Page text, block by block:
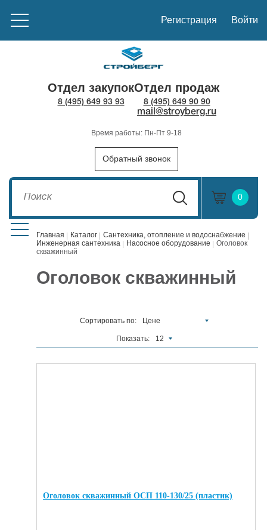
Регистрация Войти
Отдел закупок
8 (495) 649 93 93
Отдел продаж
8 (495) 649 90 90
mail@stroyberg.ru
Время работы: Пн-Пт 9-18
Обратный звонок
0
Стройматериалы
Отделочные
Инструменты 485
Сантехника,
водоснабжение
Главная Каталог
Сантехника, отопление и водоснабжение
Инженерная сантехника
Насосное оборудование
Оголовок
скважинный
Оголовок скважинный
Сортировать по: Цене
Показать: 12
Оголовок скважинный ОСП 110-130/25 (пластик)